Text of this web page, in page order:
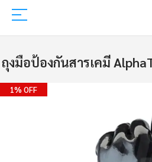
ถุงมือป้องกันสารเคมี
Skip
to
1% OFF